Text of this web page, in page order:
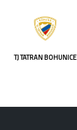
TJ TATRAN BOHUNICE